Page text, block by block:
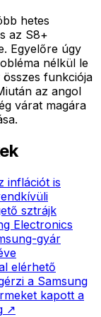
hetes
az S8+
Egyelőre úgy
nélkül le
funkciója
az angol
várat magára
inflációt is
sztrájk
Electronics
gyár
elérhető
a Samsung
kapott a
↗